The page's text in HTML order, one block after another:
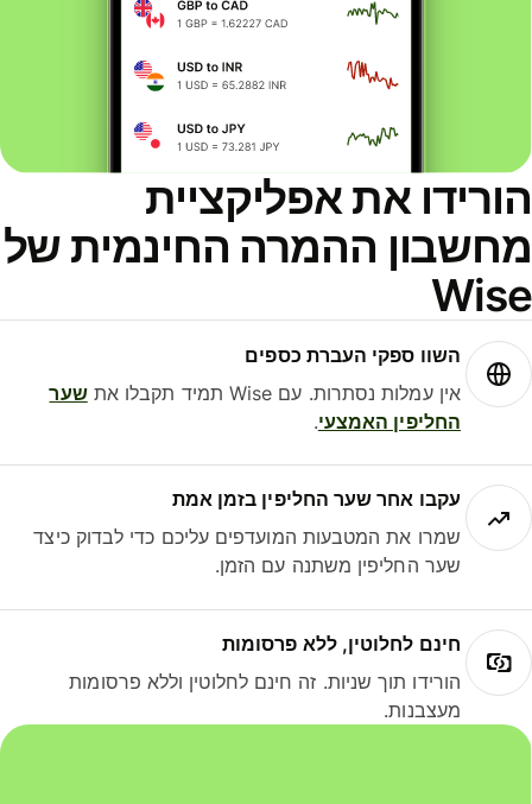
את אפליקציית
ההמרה החינמית של
השוו ספקי העברת כספים
אין עמלות נסתרות. עם Wise תמיד תקבלו את
שער
החליפין האמצעי.
עקבו אחר שער החליפין בזמן אמת
שמרו את המטבעות המועדפים עליכם כדי לבדוק כיצד
שער החליפין משתנה עם הזמן.
חינם לחלוטין, ללא פרסומות
הורידו תוך שניות. זה חינם לחלוטין וללא פרסומות
מעצבנות.